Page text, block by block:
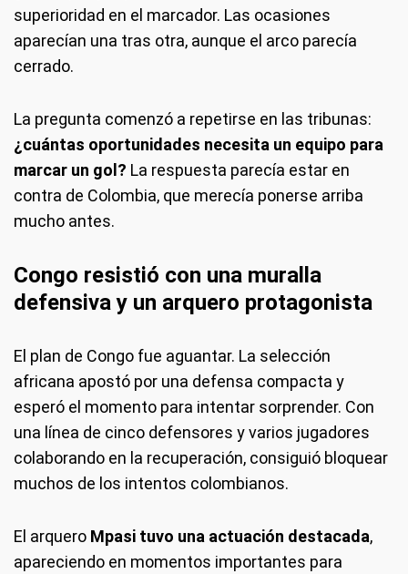
superioridad en el marcador. Las ocasiones
aparecían una tras otra, aunque el arco parecía
cerrado.
La pregunta comenzó a repetirse en las tribunas:
¿cuántas oportunidades necesita un equipo para
marcar un gol? La respuesta parecía estar en
contra de Colombia, que merecía ponerse arriba
mucho antes.
Congo resistió con una muralla
defensiva y un arquero protagonista
El plan de Congo fue aguantar. La selección
africana apostó por una defensa compacta y
esperó el momento para intentar sorprender. Con
una línea de cinco defensores y varios jugadores
colaborando en la recuperación, consiguió bloquear
muchos de los intentos colombianos.
El arquero Mpasi tuvo una actuación destacada,
apareciendo en momentos importantes para